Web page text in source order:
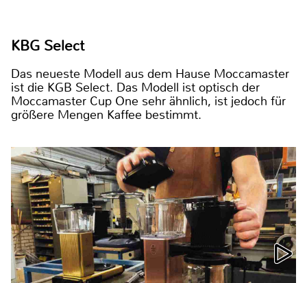
KBG Select
Das neueste Modell aus dem Hause Moccamaster
ist die KGB Select. Das Modell ist optisch der
Moccamaster Cup One sehr ähnlich, ist jedoch für
größere Mengen Kaffee bestimmt.